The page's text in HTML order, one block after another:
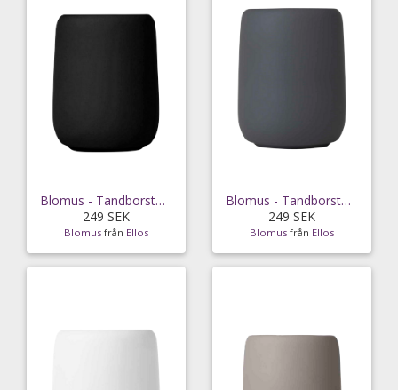
Blomus - Tandborstmugg Sono 0,3L - Svart
249 SEK
Blomus från Ellos
Blomus - Tandborstmugg Sono 0,3L - Grå
249 SEK
Blomus från Ellos